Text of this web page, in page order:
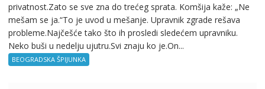
privatnost.Zato se sve zna do trećeg sprata. Komšija kaže: „Ne
mešam se ja.“To je uvod u mešanje. Upravnik zgrade rešava
probleme.Najčešće tako što ih prosledi sledećem upravniku.
Neko buši u nedelju ujutru.Svi znaju ko je.On...
BEOGRADSKA ŠPIJUNKA